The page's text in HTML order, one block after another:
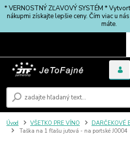
* VERNOSTNÝ ZĽAVOVÝ SYSTÉM *
nákupmi získajte lepšie ceny. Čím viac u
máte.
Úvod VŠETKO PRE VÍNO DARČEKOVÉ
Taška na 1 fľašu jutová - na portské J0004